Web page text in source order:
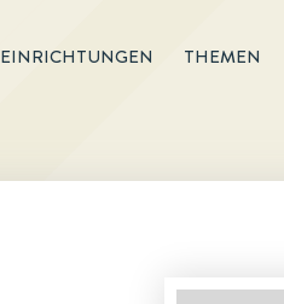
EINRICHTUNGEN THEMEN